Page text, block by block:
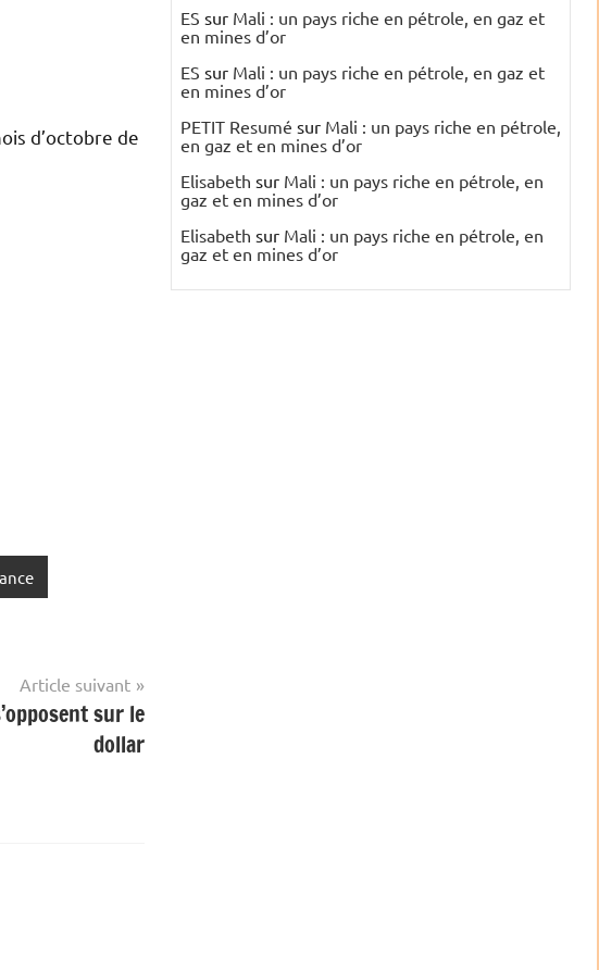
d’octobre de
Article suivant
sur le
dollar
ES sur Mali : un pays riche en pétrole, en gaz et
en mines d’or
ES sur Mali : un pays riche en pétrole, en gaz et
en mines d’or
PETIT Resumé sur Mali : un pays riche en pétrole,
en gaz et en mines d’or
Elisabeth sur Mali : un pays riche en pétrole, en
gaz et en mines d’or
Elisabeth sur Mali : un pays riche en pétrole, en
gaz et en mines d’or